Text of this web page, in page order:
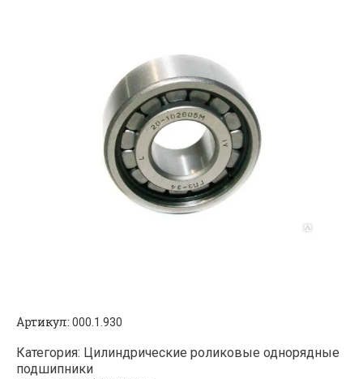
Артикул: 000.1.930
Категория: Цилиндрические роликовые однорядные
подшипники